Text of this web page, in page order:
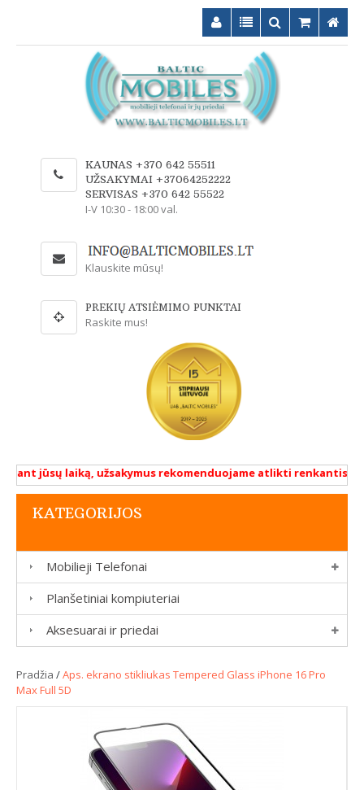
KAUNAS +370 642 55511
UŽSAKYMAI +37064252222
SERVISAS +370 642 55522
I-V 10:30 - 18:00 val.
Klauskite mūsų!
PREKIŲ ATSIĖMIMO PUNKTAI
Raskite mus!
jūsų laiką, užsakymus rekomenduojame atlikti renkantis
KATEGORIJOS
Mobilieji Telefonai
Planšetiniai kompiuteriai
Aksesuarai ir priedai
Pradžia /Aps. ekrano stikliukas Tempered Glass iPhone 16 Pro
Max Full 5D